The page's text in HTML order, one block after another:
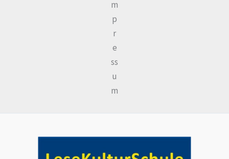
m
p
r
e
ss
u
m